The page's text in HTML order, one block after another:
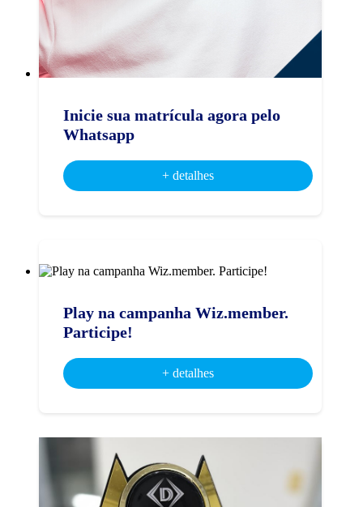
Inicie sua matrícula agora pelo
Whatsapp
+ detalhes
Play na campanha Wiz.member.
Participe!
+ detalhes